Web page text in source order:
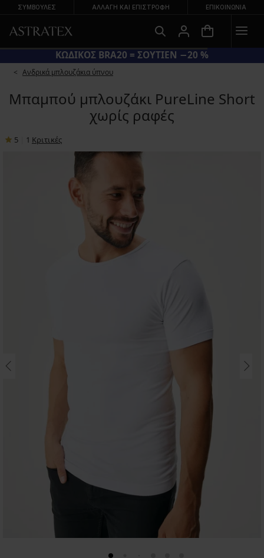
ΣΥΜΒΟΥΛΕΣ ΑΛΛΑΓΉ ΚΑΙ ΕΠΙΣΤΡΟΦΉ ΕΠΙΚΟΙΝΩΝΊΑ
ΚΩΔΙΚΟΣ BRA20 = ΣΟΥΤΙΕΝ −20 %
Ανδρικά μπλουζάκια ύπνου
Μπαμπού μπλουζάκι PureLine Short
χωρίς ραφές
5 1 Κριτικές